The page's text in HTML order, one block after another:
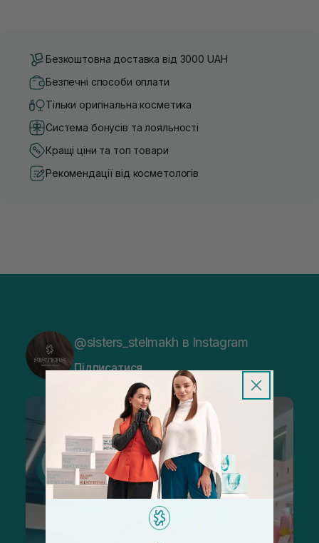
Безкоштовна доставка від 3000 UAH
Безпечні способи оплати
Тільки оригінальна косметика
Система бонусів та лояльності
Кращі ціни та топ товари
Рекомендації від косметологів
@sisters_stelmakh в Instagram
Підписатися